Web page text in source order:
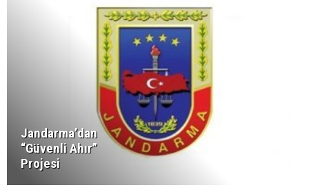
Jandarma’dan
“Güvenli Ahır”
Projesi